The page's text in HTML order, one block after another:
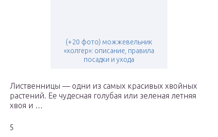
(+20 фото) можжевельник
«холгер»: описание, правила
посадки и ухода
Лиственницы — одни из самых красивых хвойных
растений. Ее чудесная голубая или зеленая летняя
хвоя и …
5